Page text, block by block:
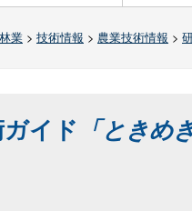
業 > 技術情報 > 農業技術情報 >
イド 「ときめ